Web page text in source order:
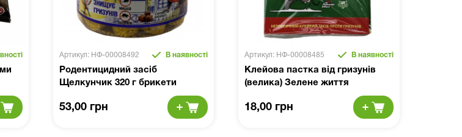
Артикул: НФ-00008492 В наявності
Родентицидний засіб
Щелкунчик 320 г брикети
53,00 грн
Артикул: НФ-00008485 В наявності
Клейова пастка від гризунів
(велика) Зелене життя
18,00 грн